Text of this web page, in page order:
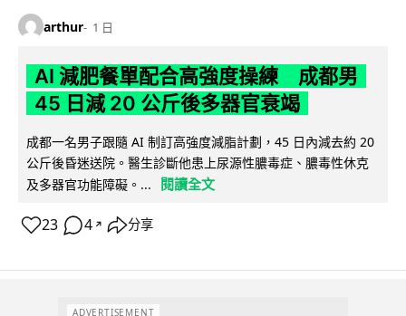
arthur 1 日
AI 減肥餐單配合高強度操練 成都男
45 日減 20 公斤後多器官衰竭
成都一名男子跟隨 AI 制訂高強度減脂計劃，45 日內減去約 20
公斤後昏迷送院。醫生診斷他患上尿源性膿毒症、膿毒性休克
及多器官功能障礙。...
閱讀全文
23 4 ↗ 分享
ADVERTISEMENT